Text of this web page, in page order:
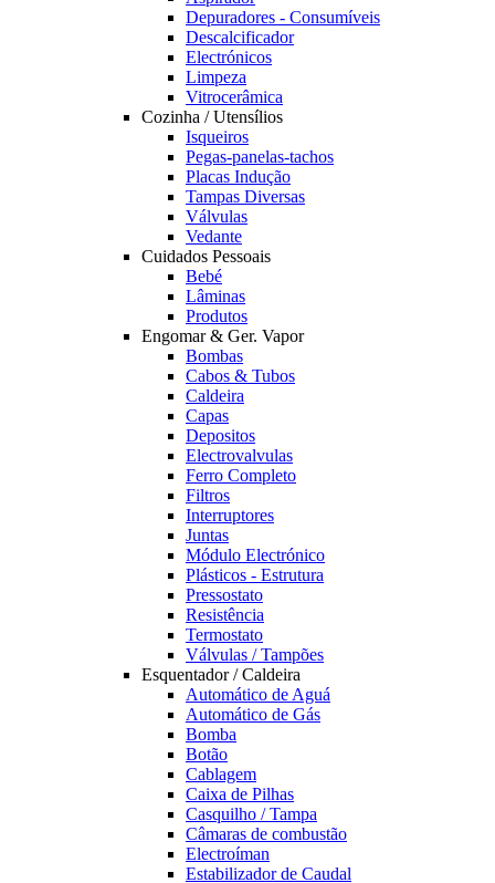
Depuradores - Consumíveis
Descalcificador
Electrónicos
Limpeza
Vitrocerâmica
Cozinha / Utensílios
Isqueiros
Pegas-panelas-tachos
Placas Indução
Tampas Diversas
Válvulas
Vedante
Cuidados Pessoais
Bebé
Lâminas
Produtos
Engomar & Ger. Vapor
Bombas
Cabos & Tubos
Caldeira
Capas
Depositos
Electrovalvulas
Ferro Completo
Filtros
Interruptores
Juntas
Módulo Electrónico
Plásticos - Estrutura
Pressostato
Resistência
Termostato
Válvulas / Tampões
Esquentador / Caldeira
Automático de Aguá
Automático de Gás
Bomba
Botão
Cablagem
Caixa de Pilhas
Casquilho / Tampa
Câmaras de combustão
Electroíman
Estabilizador de Caudal